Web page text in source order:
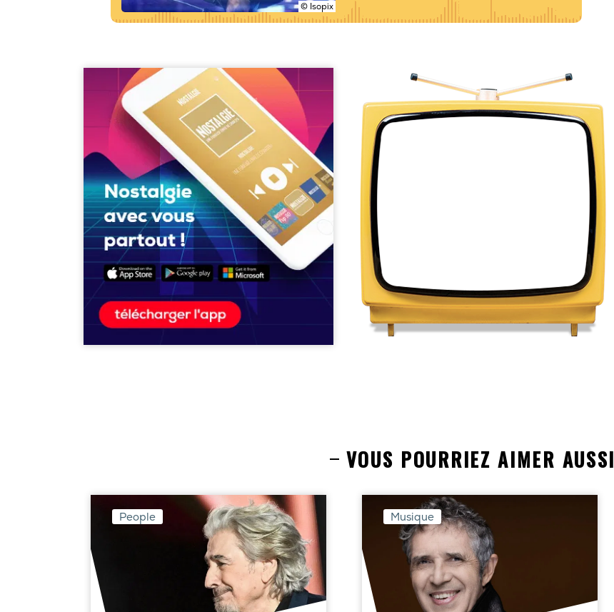
© Isopix
VOUS POURRIEZ AIMER AUSSI
People Musique